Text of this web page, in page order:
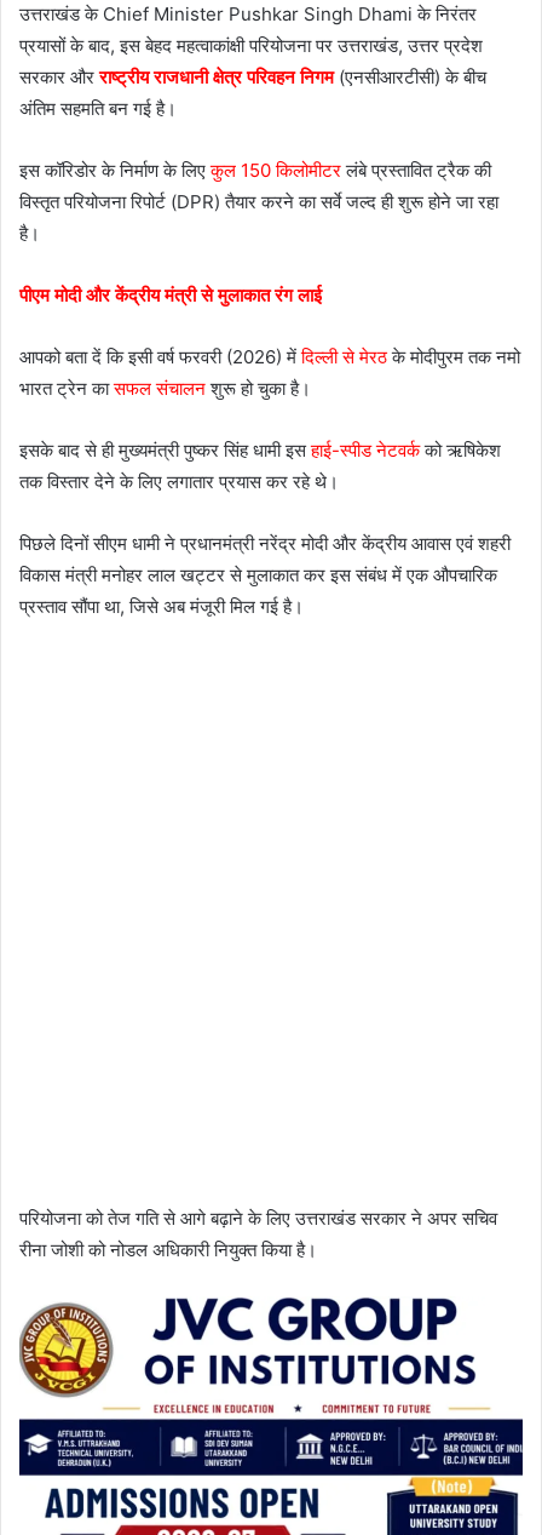
उत्तराखंड के Chief Minister Pushkar Singh Dhami के निरंतर
प्रयासों के बाद, इस बेहद महत्वाकांक्षी परियोजना पर उत्तराखंड, उत्तर प्रदेश
सरकार औरराष्ट्रीय राजधानी क्षेत्र परिवहन निगम (एनसीआरटीसी) के बीच
अंतिम सहमति बन गई है।
इस कॉरिडोर के निर्माण के लिएकुल 150 किलोमीटरलंबे प्रस्तावित ट्रैक की
विस्तृत परियोजना रिपोर्ट (DPR) तैयार करने का सर्वे जल्द ही शुरू होने जा रहा
है।
पीएम मोदी और केंद्रीय मंत्री से मुलाकात रंग लाई
आपको बता दें कि इसी वर्ष फरवरी (2026) मेंदिल्ली से मेरठके मोदीपुरम तक नमो
भारत ट्रेन कासफल संचालनशुरू हो चुका है।
इसके बाद से ही मुख्यमंत्री पुष्कर सिंह धामी इसहाई-स्पीड नेटवर्कको ऋषिकेश
तक विस्तार देने के लिए लगातार प्रयास कर रहे थे।
पिछले दिनों सीएम धामी ने प्रधानमंत्री नरेंद्र मोदी और केंद्रीय आवास एवं शहरी
विकास मंत्री मनोहर लाल खट्टर से मुलाकात कर इस संबंध में एक औपचारिक
प्रस्ताव सौंपा था, जिसे अब मंजूरी मिल गई है।
परियोजना को तेज गति से आगे बढ़ाने के लिए उत्तराखंड सरकार ने अपर सचिव
रीना जोशी को नोडल अधिकारी नियुक्त किया है।